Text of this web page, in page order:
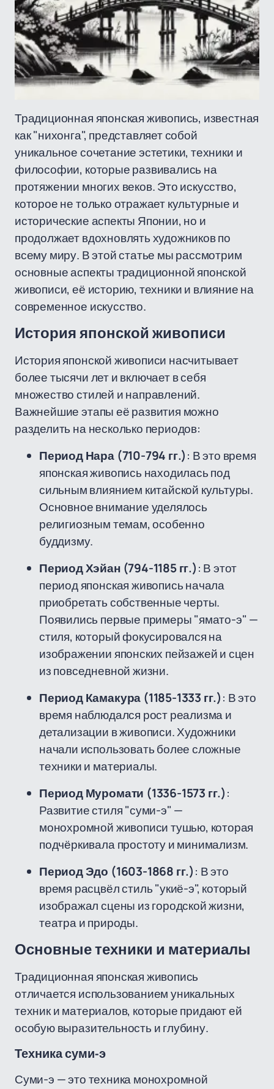
Традиционная японская живопись, известная
как "нихонга", представляет собой
уникальное сочетание эстетики, техники и
философии, которые развивались на
протяжении многих веков. Это искусство,
которое не только отражает культурные и
исторические аспекты Японии, но и
продолжает вдохновлять художников по
всему миру. В этой статье мы рассмотрим
основные аспекты традиционной японской
живописи, её историю, техники и влияние на
современное искусство.
История японской живописи
История японской живописи насчитывает
более тысячи лет и включает в себя
множество стилей и направлений.
Важнейшие этапы её развития можно
разделить на несколько периодов:
Период Нара (710-794 гг.): В это время
японская живопись находилась под
сильным влиянием китайской культуры.
Основное внимание уделялось
религиозным темам, особенно
буддизму.
Период Хэйан (794-1185 гг.): В этот
период японская живопись начала
приобретать собственные черты.
Появились первые примеры "ямато-э" —
стиля, который фокусировался на
изображении японских пейзажей и сцен
из повседневной жизни.
Период Камакура (1185-1333 гг.): В это
время наблюдался рост реализма и
детализации в живописи. Художники
начали использовать более сложные
техники и материалы.
Период Муромати (1336-1573 гг.):
Развитие стиля "суми-э" —
монохромной живописи тушью, которая
подчёркивала простоту и минимализм.
Период Эдо (1603-1868 гг.): В это
время расцвёл стиль "укиё-э", который
изображал сцены из городской жизни,
театра и природы.
Основные техники и материалы
Традиционная японская живопись
отличается использованием уникальных
техник и материалов, которые придают ей
особую выразительность и глубину.
Техника суми-э
Суми-э — это техника монохромной